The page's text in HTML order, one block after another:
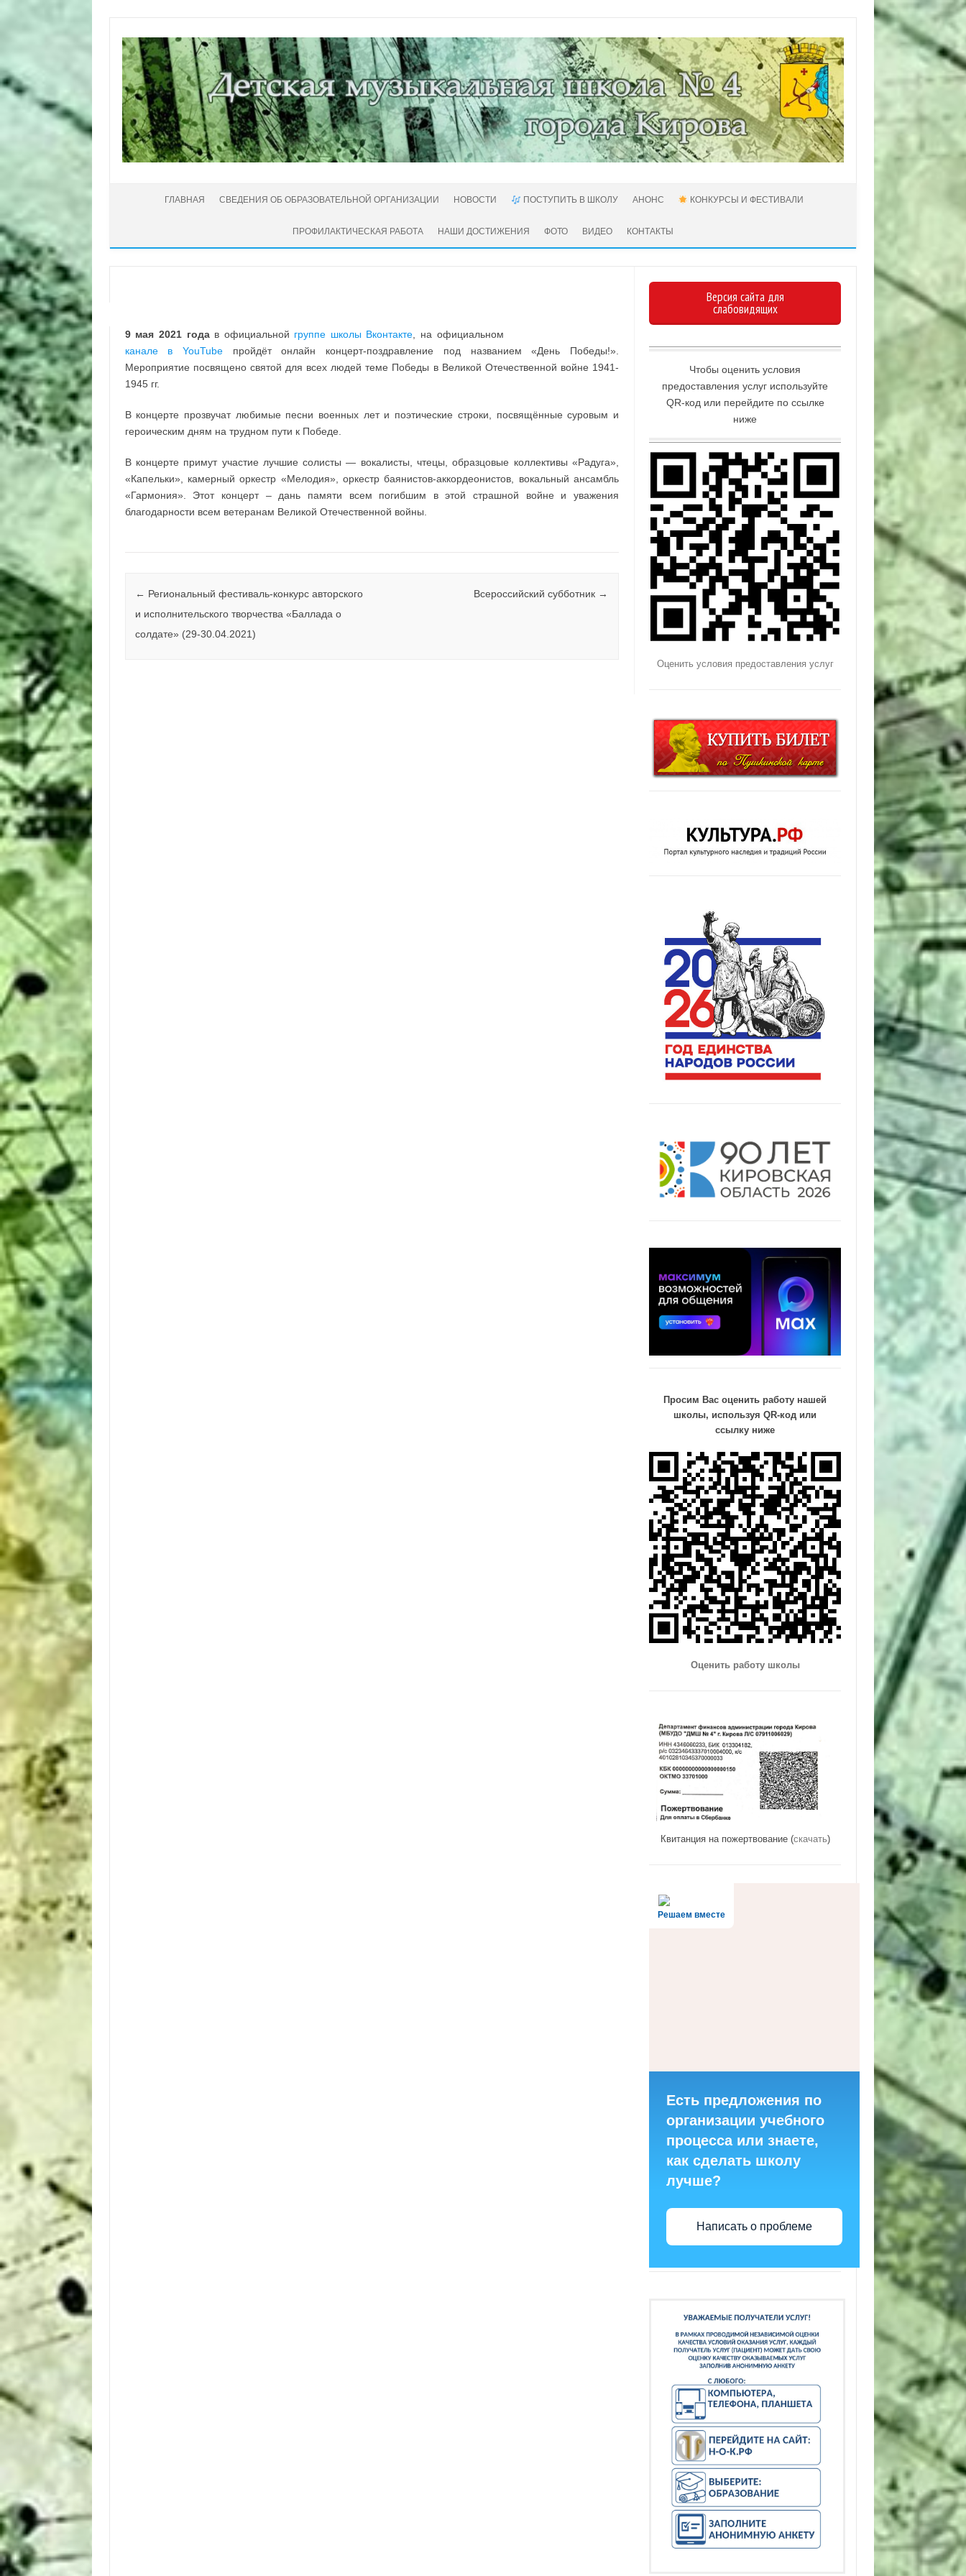
ГЛАВНАЯ СВЕДЕНИЯ ОБ ОБРАЗОВАТЕЛЬНОЙ ОРГАНИЗАЦИИ НОВОСТИ ПОСТУПИТЬ В ШКОЛУ АНОНС КОНКУРСЫ И ФЕСТИВАЛИ
ПРОФИЛАКТИЧЕСКАЯ РАБОТА НАШИ ДОСТИЖЕНИЯ ФОТО ВИДЕО КОНТАКТЫ
9 мая 2021 годав официальной группе школы Вконтакте, на официальном
канале в YouTube пройдёт онлайн концерт-поздравление под названием «День Победы!».
Мероприятие посвящено святой для всех людей теме Победы в Великой Отечественной войне 1941-
1945 гг.
В концерте прозвучат любимые песни военных лет и поэтические строки, посвящённые суровым и
героическим дням на трудном пути к Победе.
В концерте примут участие лучшие солисты — вокалисты, чтецы, образцовые коллективы «Радуга»,
«Капельки», камерный оркестр «Мелодия», оркестр баянистов-аккордеонистов, вокальный ансамбль
«Гармония». Этот концерт – дань памяти всем погибшим в этой страшной войне и уважения
благодарности всем ветеранам Великой Отечественной войны.
Навигация по записям
← Региональный фестиваль-конкурс авторского
и исполнительского творчества «Баллада о
солдате» (29-30.04.2021)
Всероссийский субботник →
Версия сайта для
слабовидящих
Чтобы оценить условия
предоставления услуг используйте
QR-код или перейдите по ссылке
ниже
Оценить условия предоставления услуг
Просим Вас оценить работу нашей
школы, используя QR-код или
ссылку ниже
Оценить работу школы
Квитанция на пожертвование (скачать)
Решаем вместе
Есть предложения по
организации учебного
процесса или знаете,
как сделать школу
лучше?
Написать о проблеме